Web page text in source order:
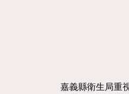
嘉義縣衛生局重